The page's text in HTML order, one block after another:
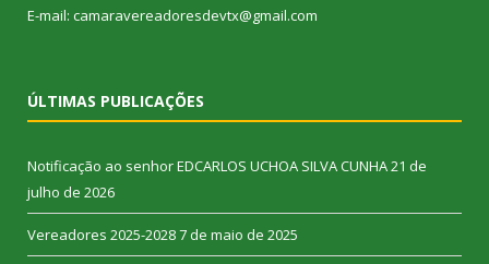
E-mail: camaravereadoresdevtx@gmail.com
ÚLTIMAS PUBLICAÇÕES
Notificação ao senhor EDCARLOS UCHOA SILVA CUNHA21 de
julho de 2026
Vereadores 2025-20287 de maio de 2025